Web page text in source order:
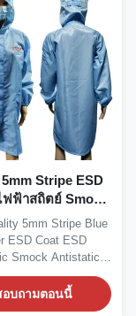
Stripe ESD
ฟ้าสถิตย์ Smock
100
5mm Stripe Blue
ESD Coat ESD
Smock Antistatic
อบถามตอนนี้